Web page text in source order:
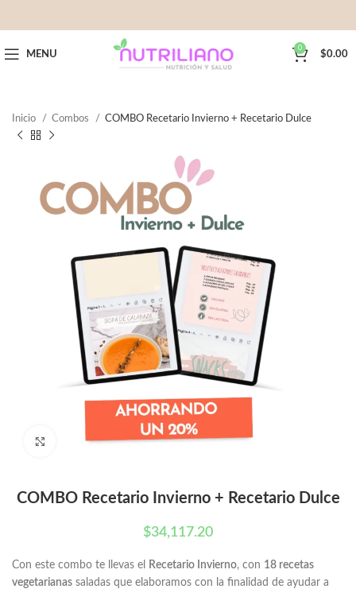
MENU
0
$0.00
Inicio Combos COMBO Recetario Invierno + Recetario Dulce
Click to enlarge
COMBO Recetario Invierno + Recetario Dulce
$34,117.20
Con este combo te llevas el Recetario Invierno, con 18 recetas
vegetarianas saladas que elaboramos con la finalidad de ayudar a